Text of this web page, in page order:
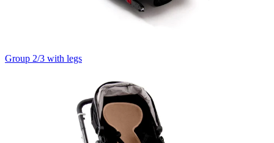
Group 2/3 with legs